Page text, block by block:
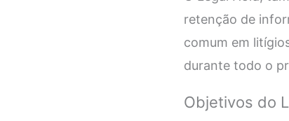
retenção de
comum em
durante todo o
Objetivos do